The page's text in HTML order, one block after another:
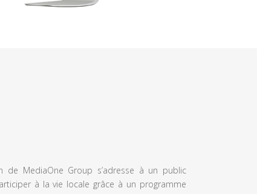
MediaOne Group s’adresse à un public
à la vie locale grâce à un programme